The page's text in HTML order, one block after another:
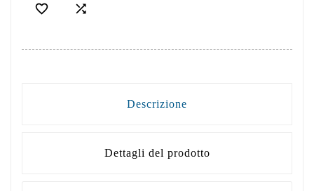
 
Descrizione
Dettagli del prodotto